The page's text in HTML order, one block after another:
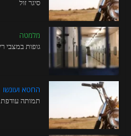
סיגר זול
מלמטה
גופות במצבי
החטא ועונשו
תמותה